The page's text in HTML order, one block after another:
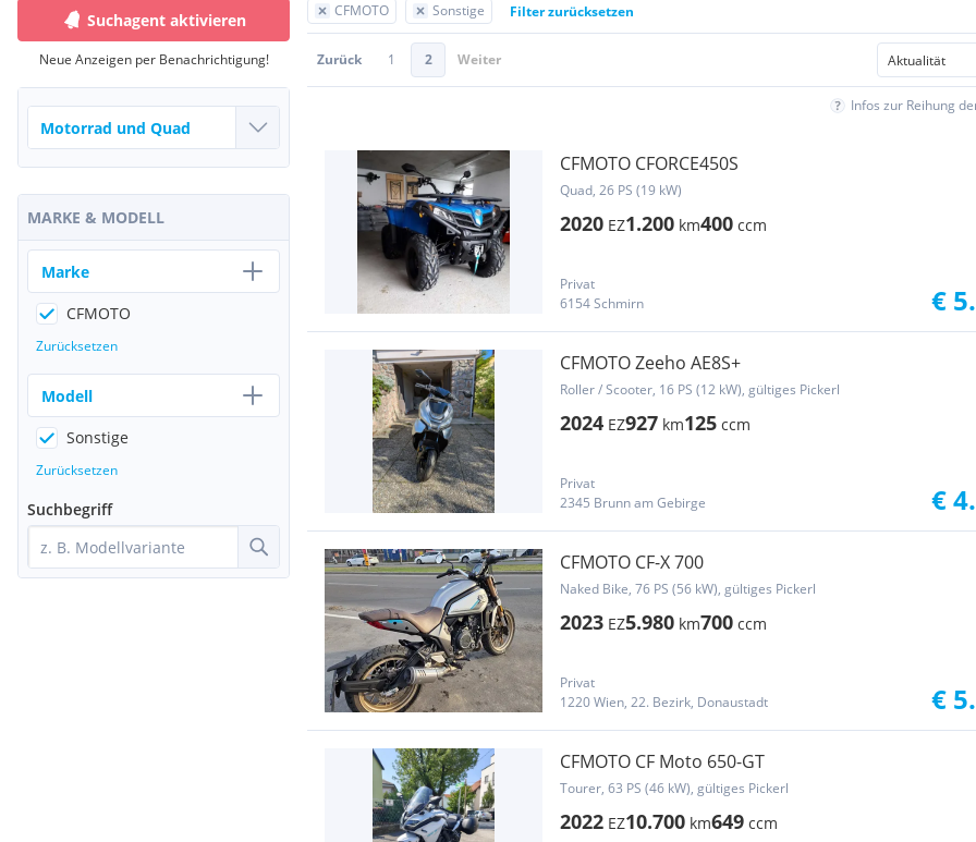
CFMOTO Sonstige Filter zurücksetzen
Zurück 1 2 Weiter
Infos zur Reihung
CFMOTO CFORCE450S
Quad, 26 PS (19 kW)
2020 EZ1.200 km400 ccm
Privat
6154 Schmirn
€
CFMOTO Zeeho AE8S+
Roller / Scooter, 16 PS (12 kW), gültiges Pickerl
2024 EZ927 km125 ccm
Privat
2345 Brunn am Gebirge
€
CFMOTO CF-X 700
Naked Bike, 76 PS (56 kW), gültiges Pickerl
2023 EZ5.980 km700 ccm
Privat
1220 Wien, 22. Bezirk, Donaustadt
€
CFMOTO CF Moto 650-GT
Tourer, 63 PS (46 kW), gültiges Pickerl
2022 EZ10.700 km649 ccm
Suchagent aktivieren
Neue Anzeigen per Benachrichtigung!
MARKE & MODELL
Marke
CFMOTO
Zurücksetzen
Modell
Sonstige
Zurücksetzen
Suchbegriff